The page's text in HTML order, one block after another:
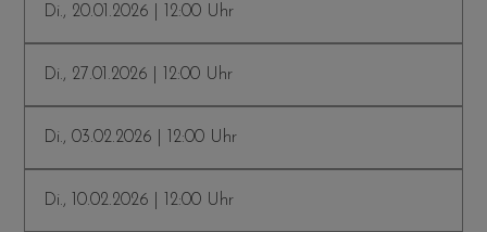
Di., 20.01.2026 | 12:00 Uhr
Di., 27.01.2026 | 12:00 Uhr
Di., 03.02.2026 | 12:00 Uhr
Di., 10.02.2026 | 12:00 Uhr